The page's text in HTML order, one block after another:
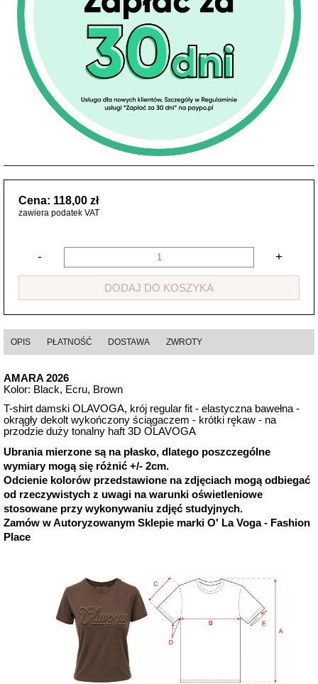
Cena: 118,00 zł
zawiera podatek VAT
- +
DODAJ DO KOSZYKA
OPIS PŁATNOŚĆ DOSTAWA ZWROTY
AMARA 2026
Kolor: Black, Ecru, Brown
T-shirt damski OLAVOGA, krój regular fit - elastyczna bawełna -
okrągły dekolt wykończony ściągaczem - krótki rękaw - na
przodzie duży tonalny haft 3D OLAVOGA
Ubrania mierzone są na płasko, dlatego poszczególne
wymiary mogą się różnić +/- 2cm.
Odcienie kolorów przedstawione na zdjęciach mogą odbiegać
od rzeczywistych z uwagi na warunki oświetleniowe
stosowane przy wykonywaniu zdjęć studyjnych.
Zamów w Autoryzowanym Sklepie marki O' La Voga - Fashion
Place